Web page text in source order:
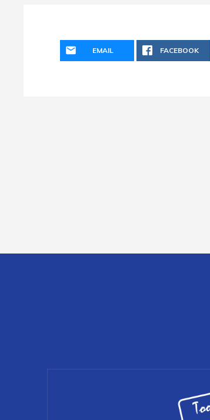
EMAIL FACEBOOK